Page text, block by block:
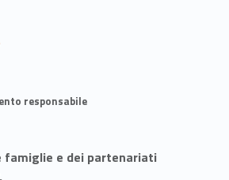
responsabile
famiglie e dei partenariati